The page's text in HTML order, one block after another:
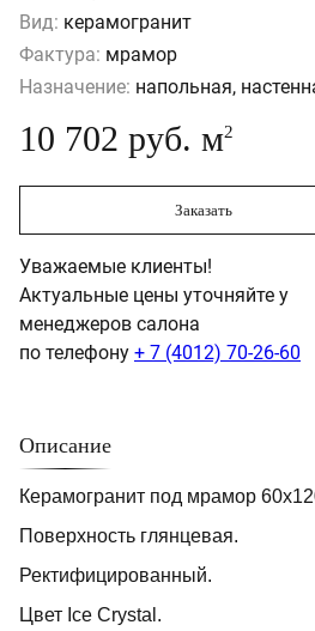
Вид: керамогранит
Фактура: мрамор
Назначение: напольная,
10 702 руб. м2
Заказать
Уважаемые клиенты!
Актуальные цены уточняйте у
менеджеров салона
по телефону + 7 (4012) 70-26-60
Описание
Керамогранит под мрамор
Поверхность глянцевая.
Ректифицированный.
Цвет Ice Crystal.